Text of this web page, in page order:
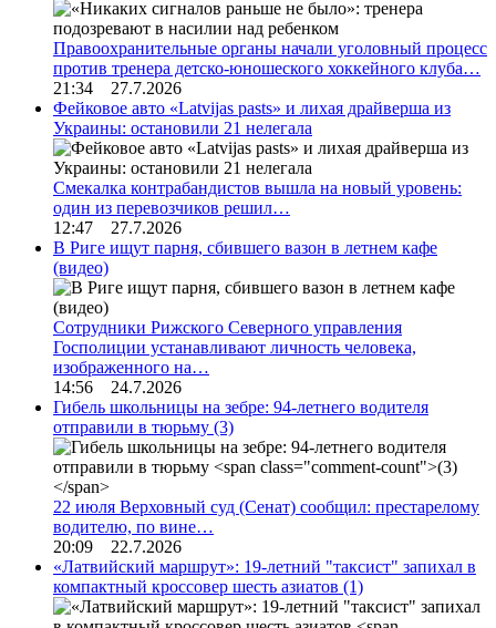
Правоохранительные органы начали уголовный процесс
против тренера детско-юношеского хоккейного клуба…
21:34 27.7.2026
Фейковое авто «Latvijas pasts» и лихая драйверша из
Украины: остановили 21 нелегала
Смекалка контрабандистов вышла на новый уровень:
один из перевозчиков решил…
12:47 27.7.2026
В Риге ищут парня, сбившего вазон в летнем кафе
(видео)
Сотрудники Рижского Северного управления
Госполиции устанавливают личность человека,
изображенного на…
14:56 24.7.2026
Гибель школьницы на зебре: 94-летнего водителя
отправили в тюрьму (3)
22 июля Верховный суд (Сенат) сообщил: престарелому
водителю, по вине…
20:09 22.7.2026
«Латвийский маршрут»: 19-летний "таксист" запихал в
компактный кроссовер шесть азиатов (1)